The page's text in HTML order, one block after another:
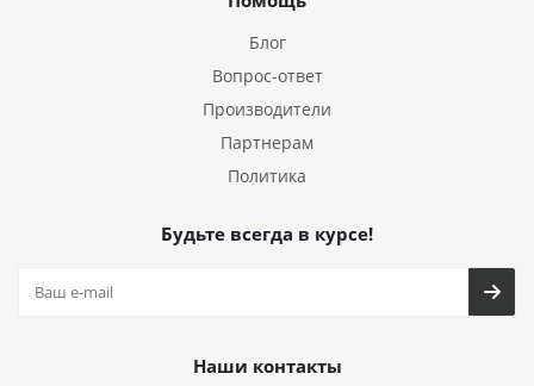
Блог
Вопрос-ответ
Производители
Партнерам
Политика
Будьте всегда в курсе!
Наши контакты